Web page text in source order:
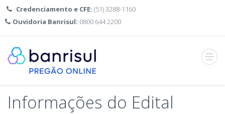
Credenciamento e CFE: (51) 3288-1160
Ouvidoria Banrisul: 0800 644 2200
Abrir
menu
Informações do Edital